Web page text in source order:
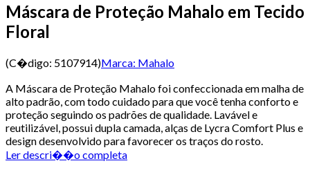
Máscara de Proteção Mahalo em Tecido
Floral
(C�digo: 5107914)Marca: Mahalo
A Máscara de Proteção Mahalo foi confeccionada em malha de
alto padrão, com todo cuidado para que você tenha conforto e
proteção seguindo os padrões de qualidade. Lavável e
reutilizável, possui dupla camada, alças de Lycra Comfort Plus e
design desenvolvido para favorecer os traços do rosto.
Ler descri��o completa